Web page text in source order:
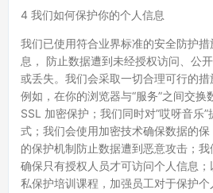
4 我们如何保护你的个人信息
我们已使用符合业界标准的安全防护
息， 防止数据遭到未经授权访问、公
或丢失。我们会采取一切合理可行的措
例如，在你的浏览器与“服务”之间交
SSL 加密保护；我们同时对”哎呀音乐
式；我们会使用加密技术确保数据的
的保护机制防止数据遭到恶意攻击；我
确保只有授权人员才可访问个人信息
私保护培训课程，加强员工对于保护个